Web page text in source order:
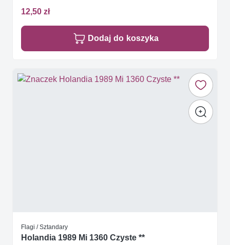
12,50 zł
Dodaj do koszyka
Flagi / Sztandary
Holandia 1989 Mi 1360 Czyste **